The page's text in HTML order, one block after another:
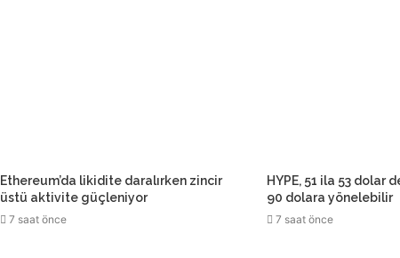
Ethereum’da likidite daralırken zincir
üstü aktivite güçleniyor
7 saat önce
HYPE, 51 ila 53 dolar
90 dolara yönelebilir
7 saat önce